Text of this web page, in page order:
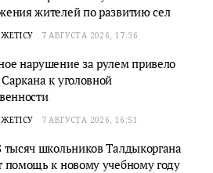
жителей по развитию сел
7 АВГУСТА 2026, 17:36
нарушение за рулем привело
к уголовной
7 АВГУСТА 2026, 16:51
тысяч школьников Талдыкоргана
помощь к новому учебному году